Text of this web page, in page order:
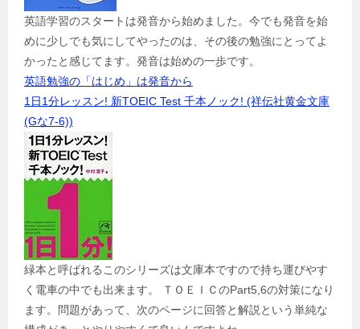
英語学習のスタートは発音から始めました。今でも発音を始
めに少しでも気にしてやったのは、その後の勉強にとってよ
かったと感じてます。発音は始めの一歩です。
英語勉強の「はじめ」は発音から
1日1分レッスン! 新TOEIC Test 千本ノック! (祥伝社黄金文庫
(Gな7-6))
緑本と呼ばれるこのシリーズは文庫本ですので持ち運びやす
く電車の中でも出来ます。 ＴＯＥＩＣのPart5,6の対策になり
ます。問題があって、次のページに回答と解説という単純な